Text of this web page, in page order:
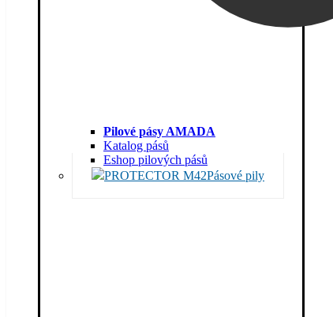
Pilové pásy AMADA
Katalog pásů
Eshop pilových pásů
Pásové pily